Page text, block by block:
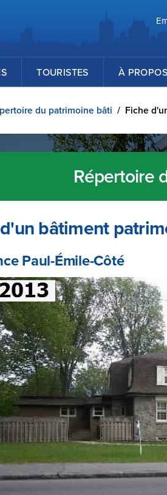
TOURISTES À PROPOS
du patrimoine bâti / Fiche
Répertoire
bâtiment
Paul-Émile-Côté